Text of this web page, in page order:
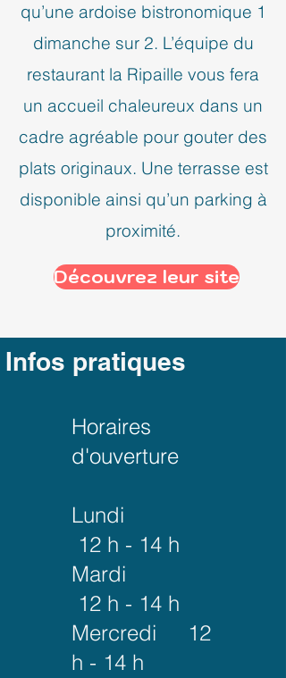
qu’une ardoise bistronomique 1
dimanche sur 2. L’équipe du
restaurant la Ripaille vous fera
un accueil chaleureux dans un
cadre agréable pour gouter des
plats originaux. Une terrasse est
disponible ainsi qu’un parking à
proximité.
Découvrez leur site
Infos pratiques
Horaires
d'ouverture
Lundi
12 h - 14 h
Mardi
12 h - 14 h
Mercredi 12
h - 14 h